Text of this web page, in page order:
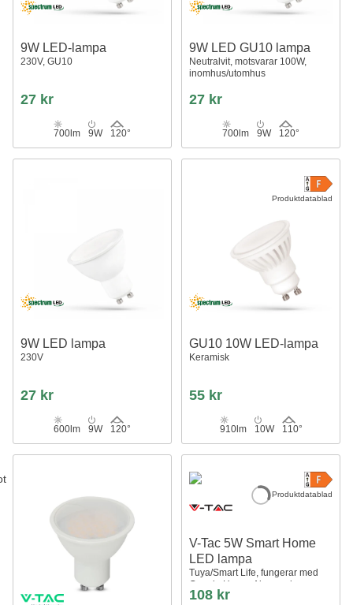
9W LED-lampa
230V, GU10
27 kr
700lm 9W 120°
9W LED GU10 lampa
Neutralvit, motsvarar 100W,
inomhus/utomhus
27 kr
700lm 9W 120°
9W LED lampa
230V
27 kr
600lm 9W 120°
Produktdatablad
GU10 10W LED-lampa
Keramisk
55 kr
910lm 10W 110°
Produktdatablad
V-Tac 5W Smart Home
LED lampa
Tuya/Smart Life, fungerar med
Google Home, Alexa och
smartphones, GU10 Spot
108 kr